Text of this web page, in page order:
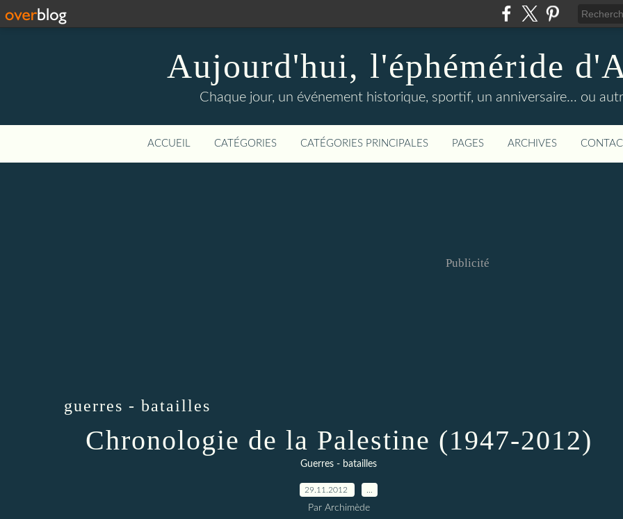
Aujourd'hui, l'éphéméride
Chaque jour, un événement historique, sportif, un anniversaire... ou
ACCUEIL CATÉGORIES CATÉGORIES PRINCIPALES PAGES ARCHIVES
Publicité
guerres - batailles
Chronologie de la Palestine (1947-2012)
Guerres - batailles
29.11.2012
Par Archimède